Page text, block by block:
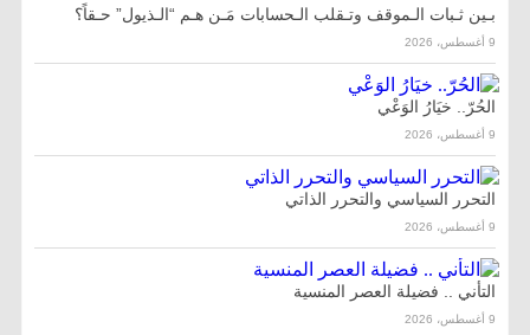
بـين ثـبات الـموقف وتـقلب الـحسابات مَـن هـم “الـذيول” حـقاً؟
9 أغسطس، 2026
الحُرّ.. خيَارُ الوَعْي
9 أغسطس، 2026
التحرر السياسي والتحرر الذاتي
9 أغسطس، 2026
التأني .. فضيلة العصر المنسية
9 أغسطس، 2026